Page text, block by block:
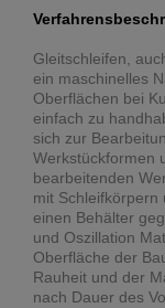
Gleitschleifen,
ein maschinelles
Oberflächen bei
einfach zu
sich zur
Werkstückformen
bearbeitenden
mit Schleifkörpern
einen Behälter
und Oszillation
Oberfläche der
Rauheit und der
nach Dauer des